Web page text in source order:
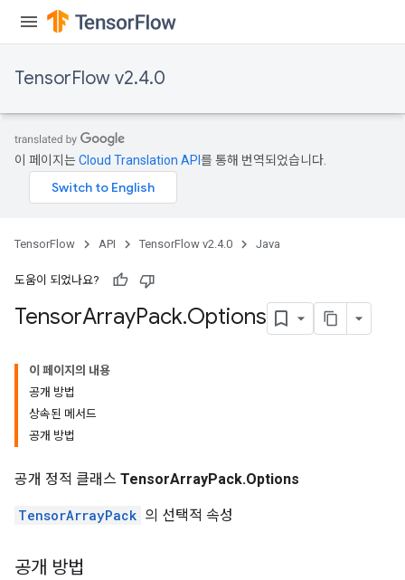
TensorFlow v2.4.0
이 페이지는Cloud Translation API 를 통해 번역되었습니다.
TensorFlow API TensorFlow v2.4.0 Java
도움이 되었나요?
TensorArrayPack.Options
이 페이지의 내용
공개 방법
상속된 메서드
공개 방법
공개 정적 클래스 TensorArrayPack.Options
TensorArrayPack 의 선택적 속성
공개 방법